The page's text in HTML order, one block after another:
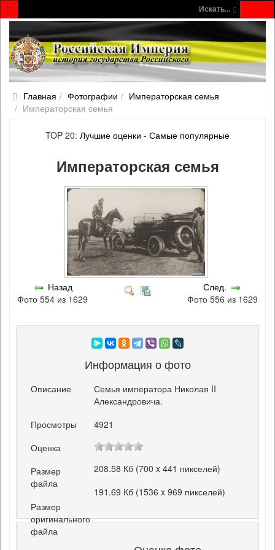
Искать...
Главная Фотографии
Императорская семья
Императорская семья
TOP 20: Лучшие оценки - Самые популярные
Императорская семья
Назад
Фото 554 из 1629
След.
Фото 556 из 1629
Информация о фото
Описание
Семья императора Николая II
Александровича.
Просмотры
4921
Оценка
Размер
файла
208.58 Кб (700 x 441 пикселей)
Размер
оригинального
файла
191.69 Кб (1536 x 969 пикселей)